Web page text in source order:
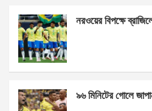
b
o
o
k
n
g
er
s
p
e
নরওয়ের বিপক্ষে
৯৬ মিনিটের গোলে